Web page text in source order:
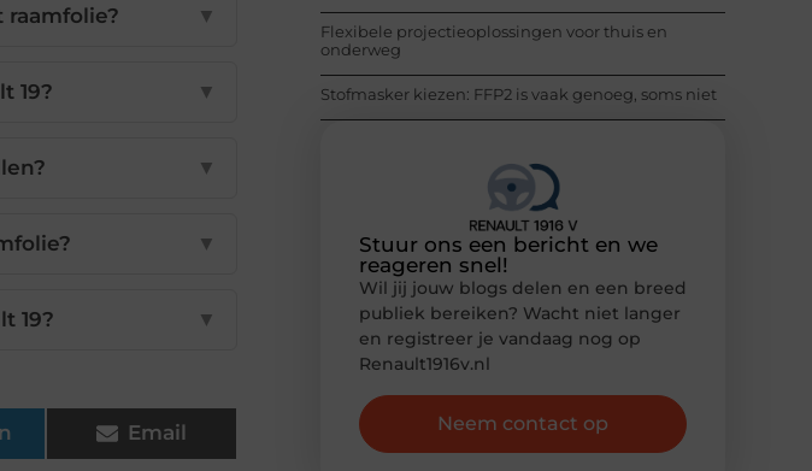
▼
19? ▼
▼
▼
19? ▼
Email
Flexibele projectieoplossingen voor thuis en
onderweg
Stofmasker kiezen: FFP2 is vaak genoeg, soms niet
Stuur ons een bericht en we
reageren snel!
Wil jij jouw blogs delen en een breed
publiek bereiken? Wacht niet langer
en registreer je vandaag nog op
Renault1916v.nl
Neem contact op